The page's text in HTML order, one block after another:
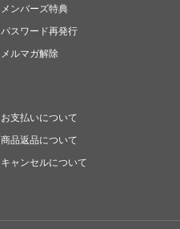
メンバーズ特典
パスワード再発行
メルマガ解除
お支払いについて
商品返品について
キャンセルについて